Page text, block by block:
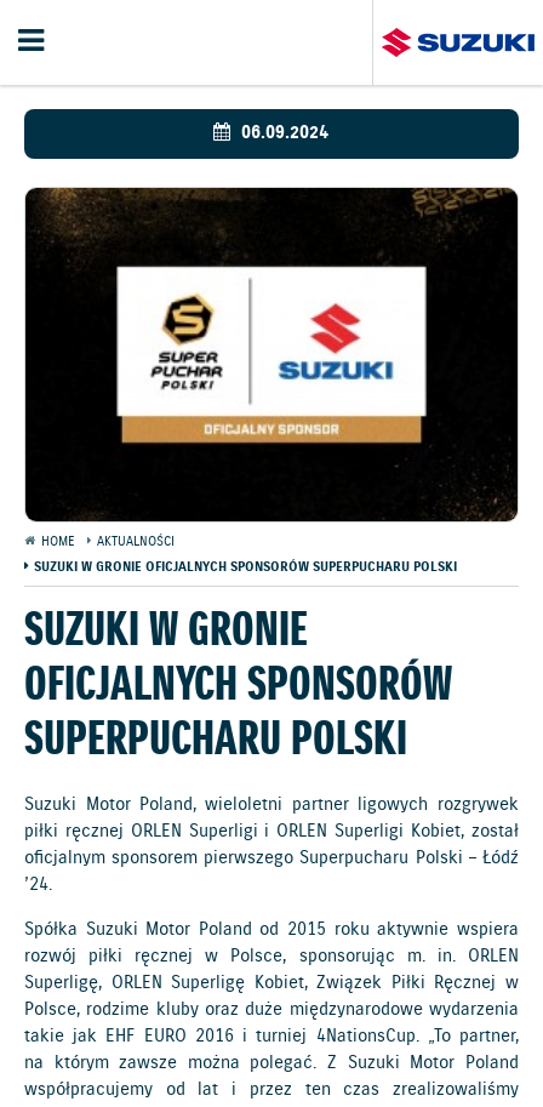
06.09.2024
HOME
AKTUALNOŚCI
SUZUKI W GRONIE OFICJALNYCH SPONSORÓW SUPERPUCHARU POLSKI
SUZUKI W GRONIE
OFICJALNYCH SPONSORÓW
SUPERPUCHARU POLSKI
Suzuki Motor Poland, wieloletni partner ligowych rozgrywek
piłki ręcznej ORLEN Superligi i ORLEN Superligi Kobiet, został
oficjalnym sponsorem pierwszego Superpucharu Polski – Łódź
’24.
Spółka Suzuki Motor Poland od 2015 roku aktywnie wspiera
rozwój piłki ręcznej w Polsce, sponsorując m. in. ORLEN
Superligę, ORLEN Superligę Kobiet, Związek Piłki Ręcznej w
Polsce, rodzime kluby oraz duże międzynarodowe wydarzenia
takie jak EHF EURO 2016 i turniej 4NationsCup. „To partner,
na którym zawsze można polegać. Z Suzuki Motor Poland
współpracujemy od lat i przez ten czas zrealizowaliśmy